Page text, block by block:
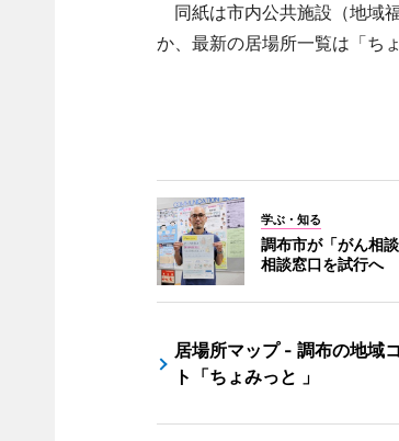
同紙は市内公共施設（地域
か、最新の居場所一覧は「ち
学ぶ・知る
調布市が「がん相
相談窓口を試行へ
居場所マップ - 調布の地域
ト「ちょみっと 」